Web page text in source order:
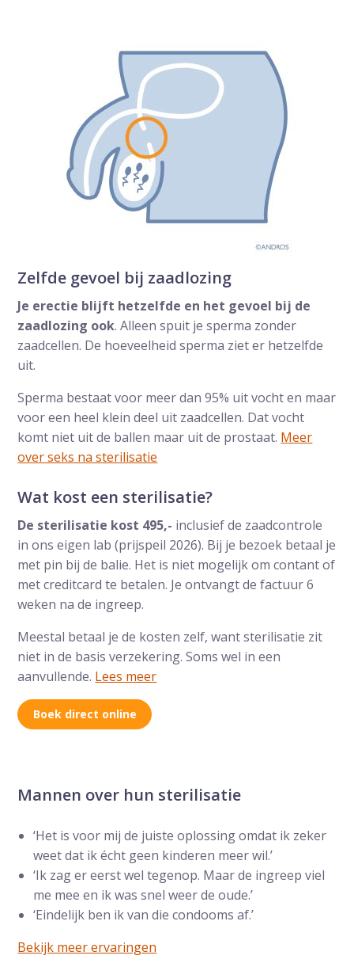
Zelfde gevoel bij zaadlozing
Je erectie blijft hetzelfde en het gevoel bij de
zaadlozing ook. Alleen spuit je sperma zonder
zaadcellen. De hoeveelheid sperma ziet er hetzelfde
uit.
Sperma bestaat voor meer dan 95% uit vocht en maar
voor een heel klein deel uit zaadcellen. Dat vocht
komt niet uit de ballen maar uit de prostaat. Meer
over seks na sterilisatie
Wat kost een sterilisatie?
De sterilisatie kost 495,- inclusief de zaadcontrole
in ons eigen lab (prijspeil 2026). Bij je bezoek betaal je
met pin bij de balie. Het is niet mogelijk om contant of
met creditcard te betalen. Je ontvangt de factuur 6
weken na de ingreep.
Meestal betaal je de kosten zelf, want sterilisatie zit
niet in de basis verzekering. Soms wel in een
aanvullende. Lees meer
Boek direct online
Mannen over hun sterilisatie
‘Het is voor mij de juiste oplossing omdat ik zeker
weet dat ik écht geen kinderen meer wil.’
‘Ik zag er eerst wel tegenop. Maar de ingreep viel
me mee en ik was snel weer de oude.’
‘Eindelijk ben ik van die condooms af.’
Bekijk meer ervaringen